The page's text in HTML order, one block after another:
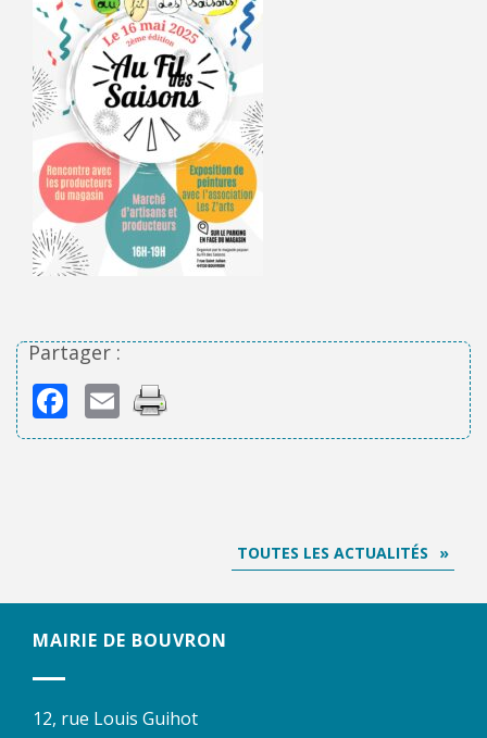
Partager :
Facebook
Email
TOUTES LES ACTUALITÉS
MAIRIE DE BOUVRON
12, rue Louis Guihot